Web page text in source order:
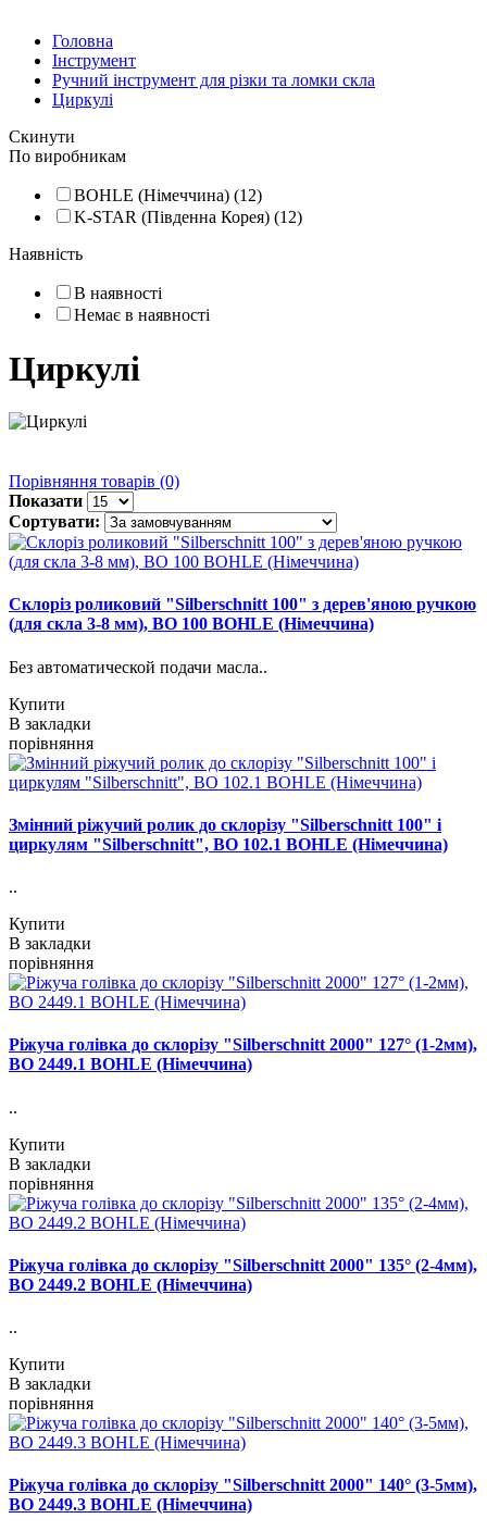
Головна
Інструмент
Ручний інструмент для різки та ломки скла
Циркулі
Скинути
По виробникам
BOHLE (Німеччина) (12)
K-STAR (Південна Корея) (12)
Наявність
В наявності
Немає в наявності
Циркулі
Порівняння товарів (0)
Показати
Сортувати:
Склоріз роликовий "Silberschnitt 100" з дерев'яною ручкою
(для скла 3-8 мм), BO 100 BOHLE (Німеччина)
Без автоматической подачи масла..
Купити
В закладки
порівняння
Змінний ріжучий ролик до склорізу "Silberschnitt 100" і
циркулям "Silberschnitt", BO 102.1 BOHLE (Німеччина)
..
Купити
В закладки
порівняння
Ріжуча голівка до склорізу "Silberschnitt 2000" 127° (1-2мм),
ВО 2449.1 BOHLE (Німеччина)
..
Купити
В закладки
порівняння
Ріжуча голівка до склорізу "Silberschnitt 2000" 135° (2-4мм),
ВО 2449.2 BOHLE (Німеччина)
..
Купити
В закладки
порівняння
Ріжуча голівка до склорізу "Silberschnitt 2000" 140° (3-5мм),
ВО 2449.3 BOHLE (Німеччина)